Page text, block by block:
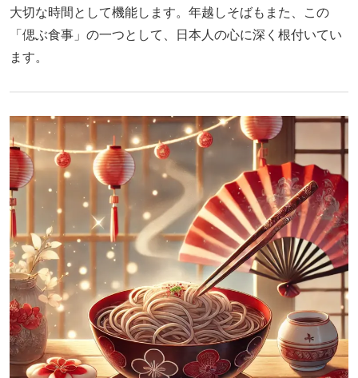
大切な時間として機能します。年越しそばもまた、この
「偲ぶ食事」の一つとして、日本人の心に深く根付いてい
ます。